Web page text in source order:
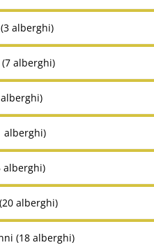
alberghi)
alberghi)
alberghi)
alberghi)
alberghi)
(18 alberghi)